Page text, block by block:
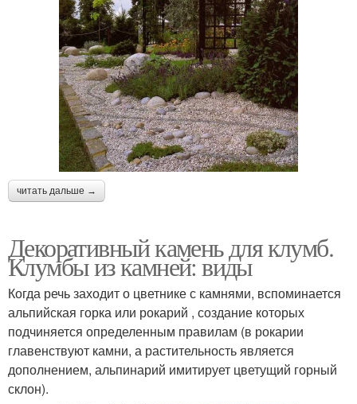
читать дальше →
Декоративный камень для клумб.
Клумбы из камней: виды
Когда речь заходит о цветнике с камнями, вспоминается
альпийская горка или рокарий , создание которых
подчиняется определенным правилам (в рокарии
главенствуют камни, а растительность является
дополнением, альпинарий имитирует цветущий горный
склон).